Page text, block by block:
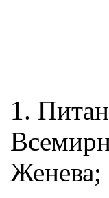
1.
Женева;